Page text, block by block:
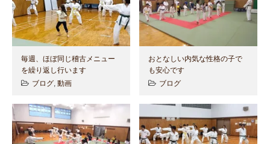
毎週、ほぼ同じ稽古メニュー
を繰り返し行います
ブログ, 動画
おとなしい内気な性格の子で
も安心です
ブログ